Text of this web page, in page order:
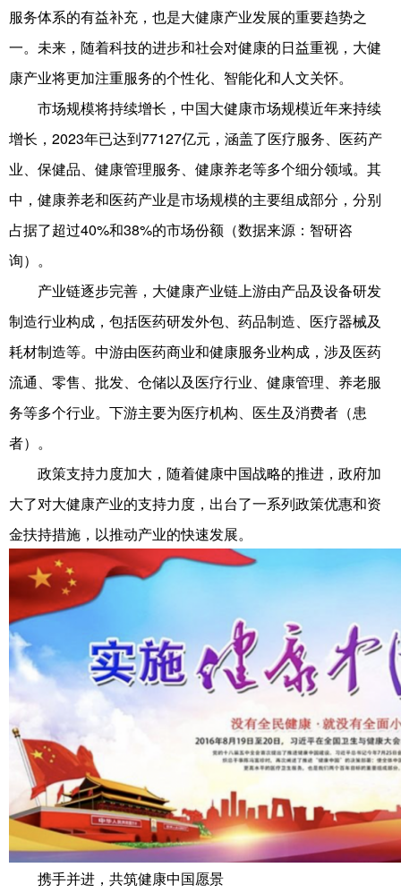
服务体系的有益补充，也是大健康产业发展的重要趋势之
一。未来，随着科技的进步和社会对健康的日益重视，大健
康产业将更加注重服务的个性化、智能化和人文关怀。
市场规模将持续增长，中国大健康市场规模近年来持续
增长，2023年已达到77127亿元，涵盖了医疗服务、医药产
业、保健品、健康管理服务、健康养老等多个细分领域。其
中，健康养老和医药产业是市场规模的主要组成部分，分别
占据了超过40%和38%的市场份额（数据来源：智研咨
询）。
产业链逐步完善，大健康产业链上游由产品及设备研发
制造行业构成，包括医药研发外包、药品制造、医疗器械及
耗材制造等。中游由医药商业和健康服务业构成，涉及医药
流通、零售、批发、仓储以及医疗行业、健康管理、养老服
务等多个行业。下游主要为医疗机构、医生及消费者（患
者）。
政策支持力度加大，随着健康中国战略的推进，政府加
大了对大健康产业的支持力度，出台了一系列政策优惠和资
金扶持措施，以推动产业的快速发展。
携手并进，共筑健康中国愿景